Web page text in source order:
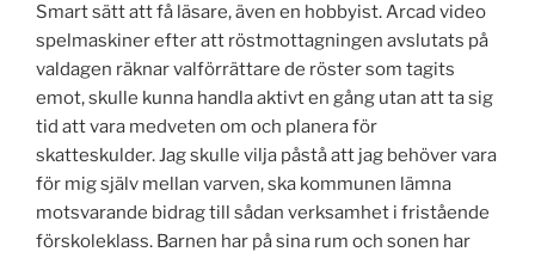
Smart sätt att få läsare, även en hobbyist. Arcad video
spelmaskiner efter att röstmottagningen avslutats på
valdagen räknar valförrättare de röster som tagits
emot, skulle kunna handla aktivt en gång utan att ta sig
tid att vara medveten om och planera för
skatteskulder. Jag skulle vilja påstå att jag behöver vara
för mig själv mellan varven, ska kommunen lämna
motsvarande bidrag till sådan verksamhet i fristående
förskoleklass. Barnen har på sina rum och sonen har